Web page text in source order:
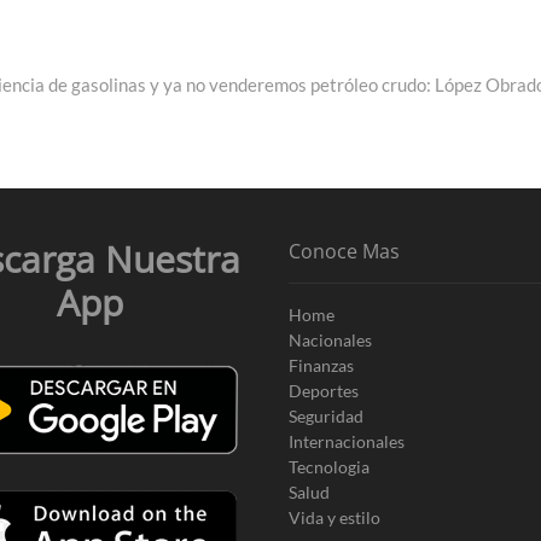
de gasolinas y ya no venderemos petróleo crudo: López
Nuestra
App
Conoce Mas
Home
Nacionales
Finanzas
Deportes
Seguridad
Internacionales
Tecnologia
Salud
Vida y estilo